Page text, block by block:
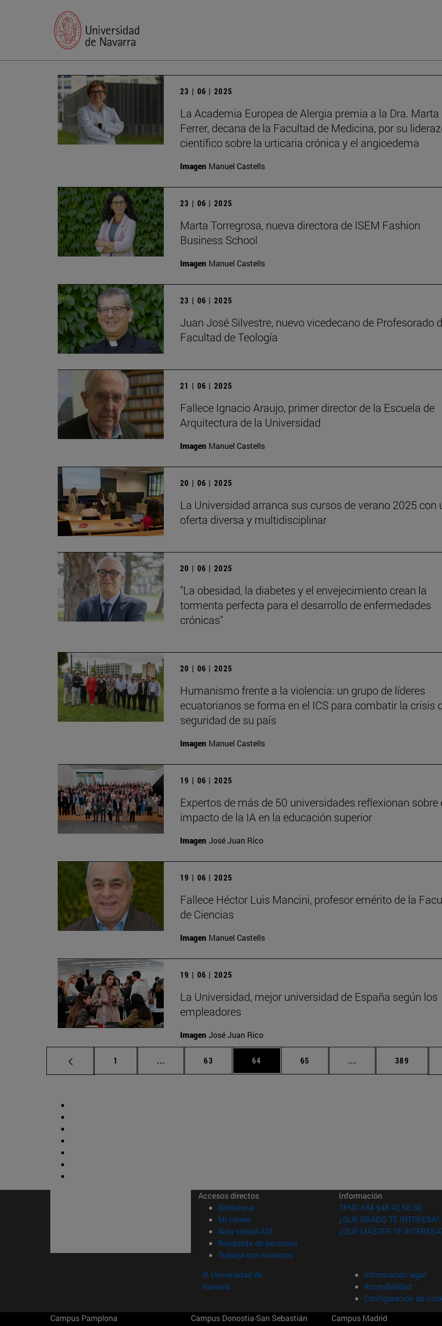
23 | 06 | 2025
La Academia Europea de Alergia premia a la Dra. Marta
Ferrer, decana de la Facultad de Medicina, por su
científico sobre la urticaria crónica y el angioedema
Imagen Manuel Castells
23 | 06 | 2025
Marta Torregrosa, nueva directora de ISEM Fashion
Business School
Imagen Manuel Castells
23 | 06 | 2025
Juan José Silvestre, nuevo vicedecano de Profesorado
Facultad de Teología
21 | 06 | 2025
Fallece Ignacio Araujo, primer director de la Escuela de
Arquitectura de la Universidad
Imagen Manuel Castells
20 | 06 | 2025
La Universidad arranca sus cursos de verano 2025 con
oferta diversa y multidisciplinar
20 | 06 | 2025
"La obesidad, la diabetes y el envejecimiento crean la
tormenta perfecta para el desarrollo de enfermedades
crónicas"
20 | 06 | 2025
Humanismo frente a la violencia: un grupo de líderes
ecuatorianos se forma en el ICS para combatir la crisis
seguridad de su país
Imagen Manuel Castells
19 | 06 | 2025
Expertos de más de 50 universidades reflexionan sobre
impacto de la IA en la educación superior
Imagen José Juan Rico
19 | 06 | 2025
Fallece Héctor Luis Mancini, profesor emérito de la
de Ciencias
Imagen Manuel Castells
19 | 06 | 2025
La Universidad, mejor universidad de España según los
empleadores
Imagen José Juan Rico
Página
1 ... Páginas intermedias Use TAB para desplazarse.
Página
63 Página
64 Página
65 ... Páginas intermedias
Página
389
Accesos directos
Biblioteca (abre en nueva ventana)
Mi correo(abre en nueva ventana)
Aula virtual ADI (abre en nueva ventana)
Búsqueda de personas(abre en nueva ventana)
Trabaja con nosotros(abre en nueva ventana)
Información
TFNO +34 948 42 56 00
¿QUÉ GRADO TE INTERESA?
¿QUÉ MÁSTER TE
© Universidad de
Navarra
Información legal
Accesibilidad
Configuración de
Campus Pamplona
Campus Donostia-San Sebastián
Campus Madrid